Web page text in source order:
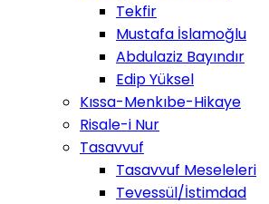
Tekfir
Mustafa İslamoğlu
Abdulaziz Bayındır
Edip Yüksel
Kıssa-Menkıbe-Hikaye
Risale-i Nur
Tasavvuf
Tasavvuf Meseleleri
Tevessül/İstimdad